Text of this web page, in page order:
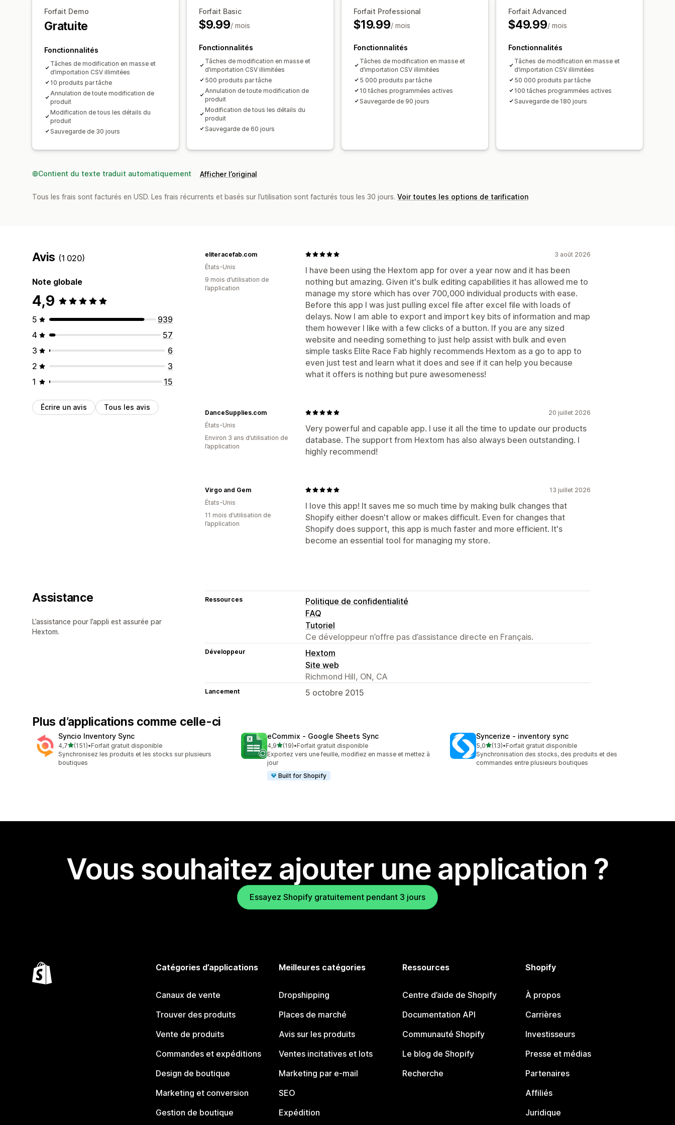
Importation et exportation de données
Indicateurs de performance
Statut en temps réel Journaux détaillés
Forfait Demo
Gratuite
Fonctionnalités
Tâches de modification en masse et
d’importation CSV illimitées
10 produits par tâche
Annulation de toute modification de
produit
Modification de tous les détails du
produit
Sauvegarde de 30 jours
Forfait Basic
$9.99/ mois
Fonctionnalités
Tâches de modification en masse et
d’importation CSV illimitées
500 produits par tâche
Annulation de toute modification de
produit
Modification de tous les détails du
produit
Sauvegarde de 60 jours
Forfait Professional
$19.99/ mois
Fonctionnalités
Tâches de modification en masse et
d’importation CSV illimitées
5 000 produits par tâche
10 tâches programmées actives
Sauvegarde de 90 jours
Forfait Advanced
$49.99/ mois
Fonctionnalités
Tâches de modification en masse et
d’importation CSV illimitées
50 000 produits par tâche
100 tâches programmées actives
Sauvegarde de 180 jours
Contient du texte traduit automatiquement Afficher l’original
Tous les frais sont facturés en USD. Les frais récurrents et basés sur l’utilisation sont facturés tous les 30 jours. Voir toutes les options de tarification
Avis (1 020)
Note globale
4,9
5
939
4
57
3
6
2
3
1
15
Écrire un avis Tous les avis
3 août 2026
I have been using the Hextom app for over a year now and it has been
nothing but amazing. Given it's bulk editing capabilities it has allowed me to
manage my store which has over 700,000 individual products with ease.
Before this app I was just pulling excel file after excel file with loads of
delays. Now I am able to export and import key bits of information and map
them however I like with a few clicks of a button. If you are any sized
website and needing something to just help assist with bulk and even
simple tasks Elite Race Fab highly recommends Hextom as a go to app to
even just test and learn what it does and see if it can help you because
what it offers is nothing but pure awesomeness!
eliteracefab.com
États-Unis
9 mois d’utilisation de
l’application
20 juillet 2026
Very powerful and capable app. I use it all the time to update our products
database. The support from Hextom has also always been outstanding. I
highly recommend!
DanceSupplies.com
États-Unis
Environ 3 ans d’utilisation de
l’application
13 juillet 2026
I love this app! It saves me so much time by making bulk changes that
Shopify either doesn't allow or makes difficult. Even for changes that
Shopify does support, this app is much faster and more efficient. It's
become an essential tool for managing my store.
Virgo and Gem
États-Unis
11 mois d’utilisation de
l’application
Assistance
L’assistance pour l’appli est assurée par
Hextom.
Ressources
Politique de confidentialité
FAQ
Tutoriel
Ce développeur n’offre pas d’assistance directe en Français.
Développeur
Hextom
Site web
Richmond Hill, ON, CA
Lancement 5 octobre 2015
Plus d’applications comme celle-ci
Syncio Inventory Sync
4,7étoile(s) sur 5
(151)
151 avis au total
•Forfait gratuit disponible
Synchronisez les produits et les stocks sur plusieurs
boutiques
eCommix ‑ Google Sheets Sync
4,9étoile(s) sur 5
(19)
19 avis au total
•Forfait gratuit disponible
Exportez vers une feuille, modifiez en masse et mettez à
jour
Built for Shopify
Syncerize ‑ inventory sync
5,0étoile(s) sur 5
(13)
13 avis au total
•Forfait gratuit disponible
Synchronisation des stocks, des produits et des
commandes entre plusieurs boutiques
Vous souhaitez ajouter une application ?
Essayez Shopify gratuitement pendant 3 jours
Catégories d’applications
Canaux de vente
Trouver des produits
Vente de produits
Commandes et expéditions
Design de boutique
Marketing et conversion
Gestion de boutique
Meilleures catégories
Dropshipping
Places de marché
Avis sur les produits
Ventes incitatives et lots
Marketing par e-mail
SEO
Expédition
Ressources
Centre d’aide de Shopify
Documentation API
Communauté Shopify
Le blog de Shopify
Recherche
Shopify
À propos
Carrières
Investisseurs
Presse et médias
Partenaires
Affiliés
Juridique